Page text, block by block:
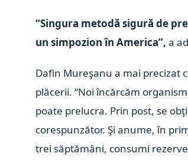
“Singura metodă sigură de
un simpozion în America”,a
Dafin Mureşanu a mai precizat
plăcerii. “Noi încărcăm
poate prelucra. Prin post, se
corespunzător. Şi anume, în
trei săptămâni, consumi